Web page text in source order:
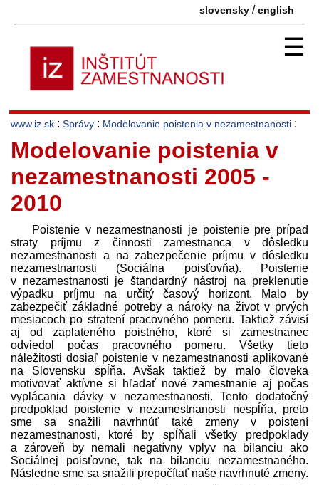
slovensky /english
☰
www.iz.sk : Správy : Modelovanie poistenia v nezamestnanosti :
Modelovanie poistenia v
nezamestnanosti 2005 -
2010
Poistenie v nezamestnanosti je poistenie pre prípad
straty príjmu z činnosti zamestnanca v dôsledku
nezamestnanosti a na zabezpečenie príjmu v dôsledku
nezamestnanosti (Sociálna poisťovňa). Poistenie
v nezamestnanosti je štandardný nástroj na preklenutie
výpadku príjmu na určitý časový horizont. Malo by
zabezpečiť základné potreby a nároky na život v prvých
mesiacoch po stratení pracovného pomeru. Taktiež závisí
aj od zaplateného poistného, ktoré si zamestnanec
odviedol počas pracovného pomeru. Všetky tieto
náležitosti dosiaľ poistenie v nezamestnanosti aplikované
na Slovensku spĺňa. Avšak taktiež by malo človeka
motivovať aktívne si hľadať nové zamestnanie aj počas
vyplácania dávky v nezamestnanosti. Tento dodatočný
pred­poklad poistenie v nezamestnanosti nespĺňa, preto
sme sa snažili navrhnúť také zmeny v poistení
nezamestnanosti, ktoré by spĺňali všetky pred­poklady
a zároveň by nemali negatívny vplyv na bilanciu ako
Sociálnej poisťovne, tak na bilanciu nezamestnaného.
Následne sme sa snažili prepočítať naše navrhnuté zmeny.